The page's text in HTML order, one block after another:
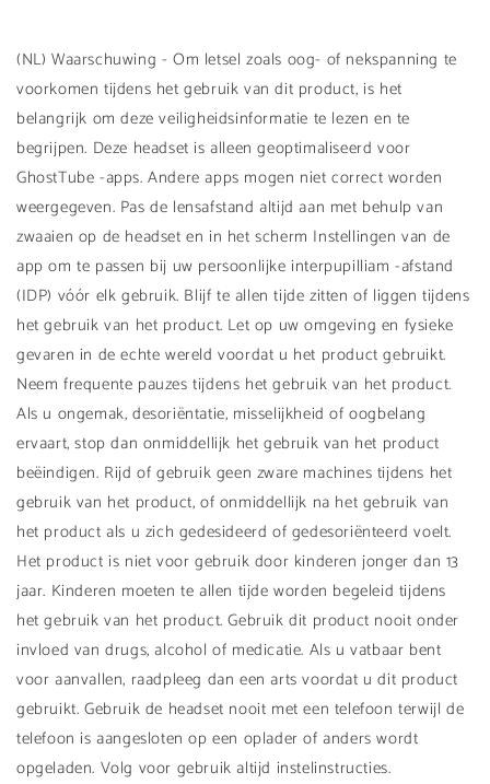
(NL) Waarschuwing - Om letsel zoals oog- of nekspanning te
voorkomen tijdens het gebruik van dit product, is het
belangrijk om deze veiligheidsinformatie te lezen en te
begrijpen. Deze headset is alleen geoptimaliseerd voor
GhostTube -apps. Andere apps mogen niet correct worden
weergegeven. Pas de lensafstand altijd aan met behulp van
zwaaien op de headset en in het scherm Instellingen van de
app om te passen bij uw persoonlijke interpupilliam -afstand
(IDP) vóór elk gebruik. Blijf te allen tijde zitten of liggen tijdens
het gebruik van het product. Let op uw omgeving en fysieke
gevaren in de echte wereld voordat u het product gebruikt.
Neem frequente pauzes tijdens het gebruik van het product.
Als u ongemak, desoriëntatie, misselijkheid of oogbelang
ervaart, stop dan onmiddellijk het gebruik van het product
beëindigen. Rijd of gebruik geen zware machines tijdens het
gebruik van het product, of onmiddellijk na het gebruik van
het product als u zich gedesideerd of gedesoriënteerd voelt.
Het product is niet voor gebruik door kinderen jonger dan 13
jaar. Kinderen moeten te allen tijde worden begeleid tijdens
het gebruik van het product. Gebruik dit product nooit onder
invloed van drugs, alcohol of medicatie. Als u vatbaar bent
voor aanvallen, raadpleeg dan een arts voordat u dit product
gebruikt. Gebruik de headset nooit met een telefoon terwijl de
telefoon is aangesloten op een oplader of anders wordt
opgeladen. Volg voor gebruik altijd instelinstructies.